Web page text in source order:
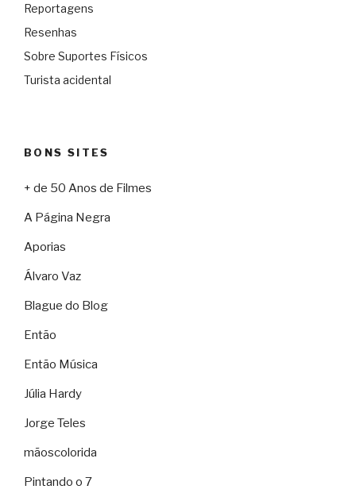
Reportagens
Resenhas
Sobre Suportes Físicos
Turista acidental
BONS SITES
+ de 50 Anos de Filmes
A Página Negra
Aporias
Álvaro Vaz
Blague do Blog
Então
Então Música
Júlia Hardy
Jorge Teles
mãoscolorida
Pintando o 7